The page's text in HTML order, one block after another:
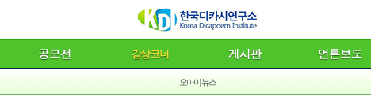
공모전 감상코너 게시판 언론보도
오마이뉴스